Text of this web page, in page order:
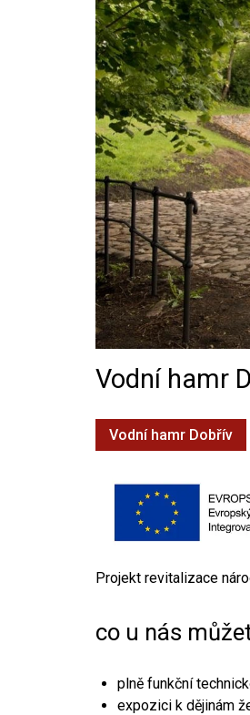
Vodní hamr
Vodní hamr Dobřív
Projekt revitalizace
co u nás
plně funkční
expozici k dějinám